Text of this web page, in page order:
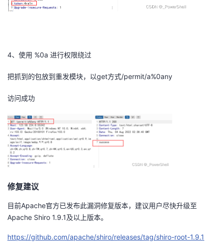
4、使用 %0a 进行权限绕过
把抓到的包放到重发模块，以get方式/permit/a%0any
访问成功
修复建议
目前Apache官方已发布此漏洞修复版本，建议用户尽快升级至
Apache Shiro 1.9.1及以上版本。
https://github.com/apache/shiro/releases/tag/shiro-root-1.9.1